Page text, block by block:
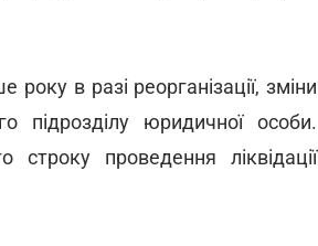
року в разі реорганізації, зміни
підрозділу юридичної особи.
строку проведення ліквідації